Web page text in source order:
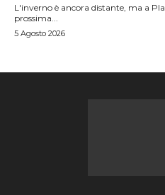
L'inverno è ancora distante, ma a
prossima...
5 Agosto 2026